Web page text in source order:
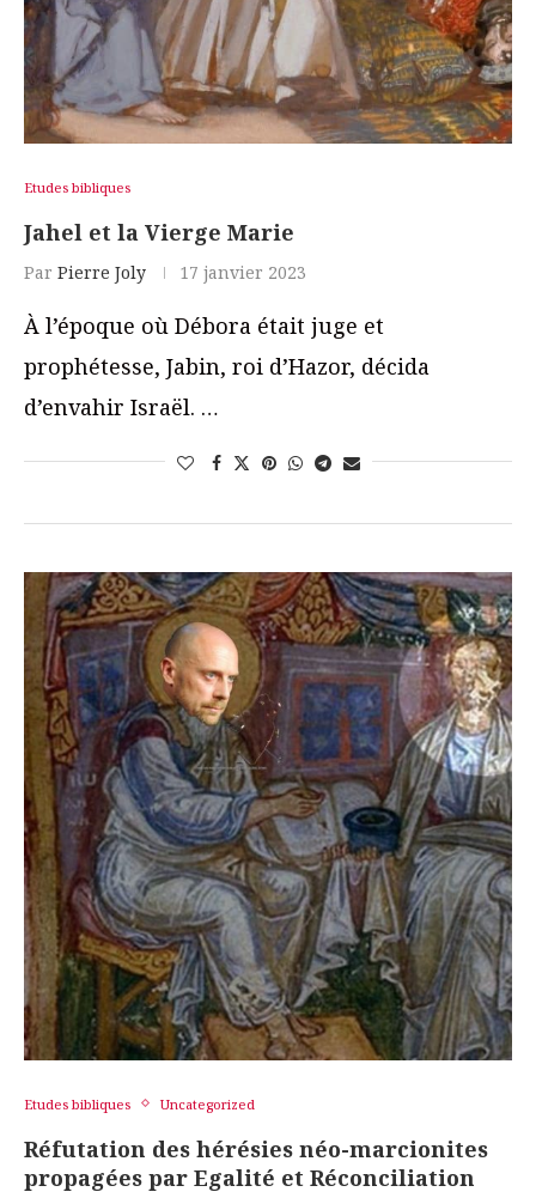
Etudes bibliques
Jahel et la Vierge Marie
Par Pierre Joly 17 janvier 2023
À l’époque où Débora était juge et
prophétesse, Jabin, roi d’Hazor, décida
d’envahir Israël. …
Etudes bibliques Uncategorized
Réfutation des hérésies néo-marcionites
propagées par Egalité et Réconciliation